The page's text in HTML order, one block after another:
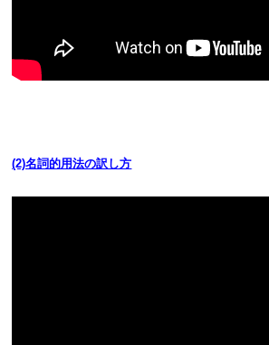
(2)名詞的用法の訳し方